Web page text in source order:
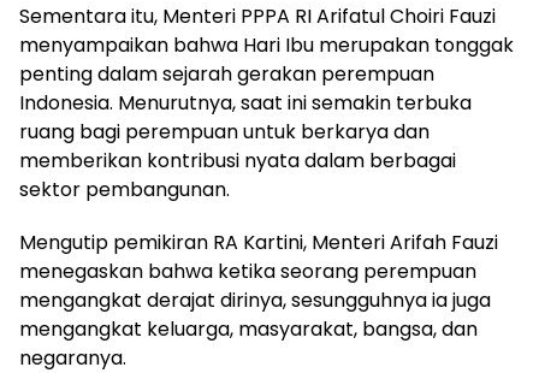
Sementara itu, Menteri PPPA RI Arifatul Choiri Fauzi
menyampaikan bahwa Hari Ibu merupakan tonggak
penting dalam sejarah gerakan perempuan
Indonesia. Menurutnya, saat ini semakin terbuka
ruang bagi perempuan untuk berkarya dan
memberikan kontribusi nyata dalam berbagai
sektor pembangunan.
Mengutip pemikiran RA Kartini, Menteri Arifah Fauzi
menegaskan bahwa ketika seorang perempuan
mengangkat derajat dirinya, sesungguhnya ia juga
mengangkat keluarga, masyarakat, bangsa, dan
negaranya.